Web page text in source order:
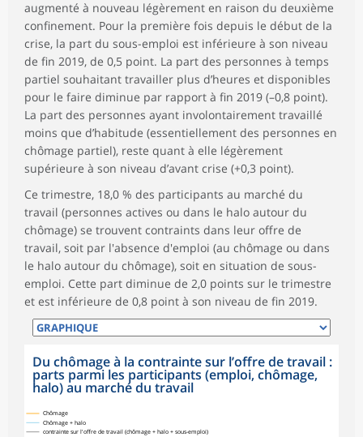
augmenté à nouveau légèrement en raison du deuxième
confinement. Pour la première fois depuis le début de la
crise, la part du sous-emploi est inférieure à son niveau
de fin 2019, de 0,5 point. La part des personnes à temps
partiel souhaitant travailler plus d’heures et disponibles
pour le faire diminue par rapport à fin 2019 (–0,8 point).
La part des personnes ayant involontairement travaillé
moins que d’habitude (essentiellement des personnes en
chômage partiel), reste quant à elle légèrement
supérieure à son niveau d’avant crise (+0,3 point).
Ce trimestre, 18,0 % des participants au marché du
travail (personnes actives ou dans le halo autour du
chômage) se trouvent contraints dans leur offre de
travail, soit par l'absence d'emploi (au chômage ou dans
le halo autour du chômage), soit en situation de sous-
emploi. Cette part diminue de 2,0 points sur le trimestre
et est inférieure de 0,8 point à son niveau de fin 2019.
Du chômage à la contrainte sur l’offre de travail :
parts parmi les participants (emploi, chômage,
halo) au marché du travail
Chômage
Chômage + halo
contrainte sur l'offre de travail (chômage + halo + sous-emploi)